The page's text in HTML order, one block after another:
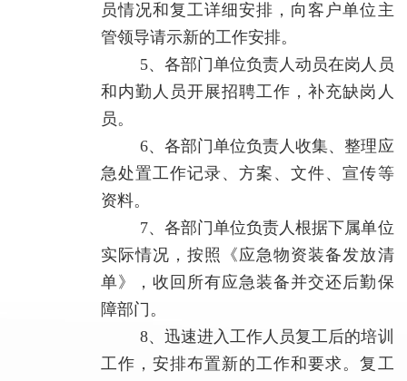
员情况和复工详细安排，向客户单位主
管领导请示新的工作安排。
5、各部门单位负责人动员在岗人员
和内勤人员开展招聘工作，补充缺岗人
员。
6、各部门单位负责人收集、整理应
急处置工作记录、方案、文件、宣传等
资料。
7、各部门单位负责人根据下属单位
实际情况，按照《应急物资装备发放清
单》，收回所有应急装备并交还后勤保
障部门。
8、迅速进入工作人员复工后的培训
工作，安排布置新的工作和要求。复工